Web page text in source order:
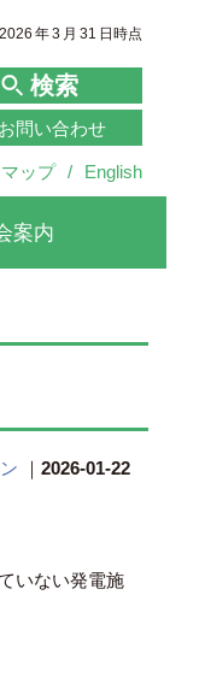
2026 年3 月 31 日時点
検索
お問い合わせ
ップ / English
案内
｜ 2026-01-22
いない発電施